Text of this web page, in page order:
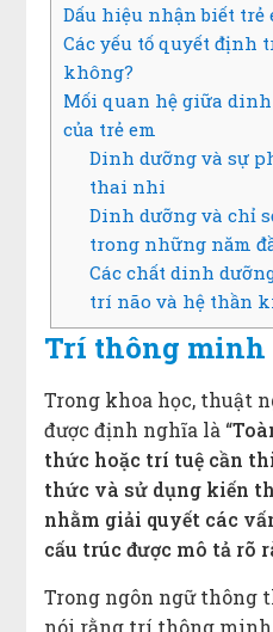
Dấu hiệu nhận biết trẻ
Các yếu tố quyết định
không?
Mối quan hệ giữa
của trẻ em
Dinh dưỡng và sự
thai nhi
Dinh dưỡng và chỉ
trong những năm
Các chất dinh
trí não và hệ thần
Trí thông minh
Trong khoa học, thuật
được định nghĩa là “
thức hoặc trí tuệ cần
thức và sử dụng kiến
nhằm giải quyết các
cấu trúc được mô tả rõ
Trong ngôn ngữ thông
nói rằng trí thông minh